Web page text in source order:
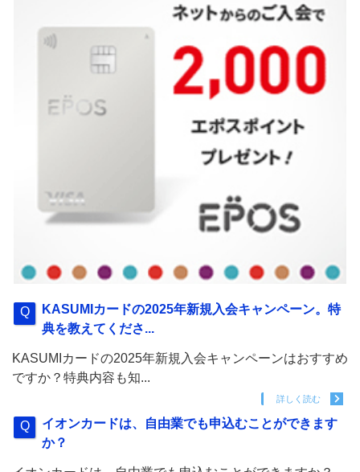
KASUMIカードの2025年新規入会キャンペーン。特
典を教えてくださ...
KASUMIカードの2025年新規入会キャンペーンはおすすめ
ですか？特典内容も知...
詳しく読む
イオンカードは、自由業でも申込むことができます
か？